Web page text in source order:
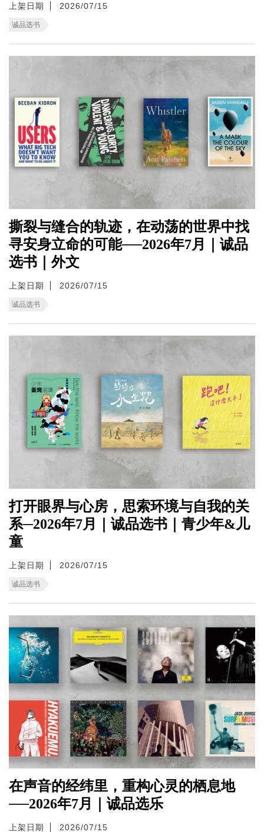
上架日期 2026/07/15
诚品选书
撕裂与缝合的轨迹，在动荡的世界中找
寻安身立命的可能──2026年7月｜诚品
选书｜外文
上架日期 2026/07/15
诚品选书
打开眼界与心房，思索环境与自我的关
系─2026年7月｜诚品选书｜青少年&儿
童
上架日期 2026/07/15
诚品选书
在声音的经纬里，重构心灵的栖息地
──2026年7月｜诚品选乐
上架日期 2026/07/15